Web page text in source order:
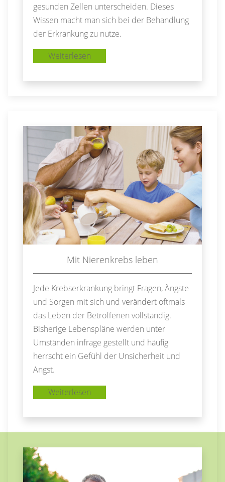
gesunden Zellen unterscheiden. Dieses
Wissen macht man sich bei der Behandlung
der Erkrankung zu nutze.
Weiterlesen
Mit Nierenkrebs leben
Jede Krebserkrankung bringt Fragen, Ängste
und Sorgen mit sich und verändert oftmals
das Leben der Betroffenen vollständig.
Bisherige Lebenspläne werden unter
Umständen infrage gestellt und häufig
herrscht ein Gefühl der Unsicherheit und
Angst.
Weiterlesen